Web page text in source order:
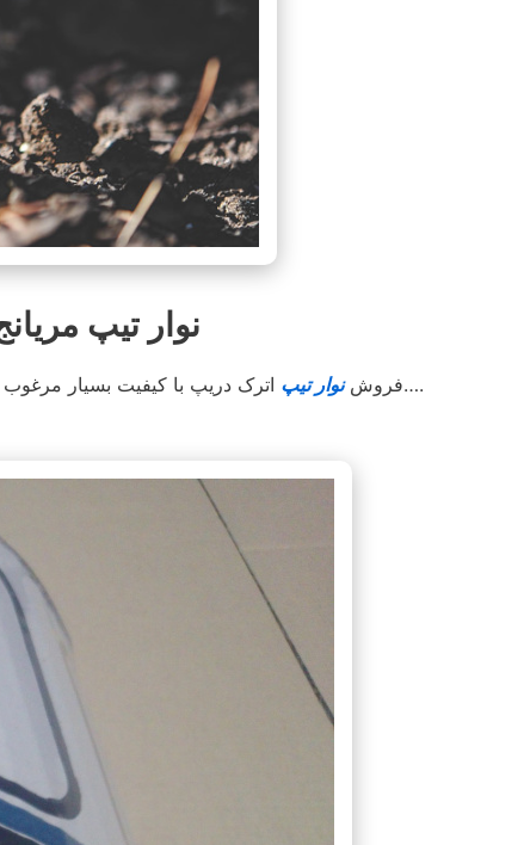
نوار تیپ مریانج
فروشنوار تیپ اترک دریپ با کیفیت بسیار
اترک دریپ آسوده خاطر کشت کنید….